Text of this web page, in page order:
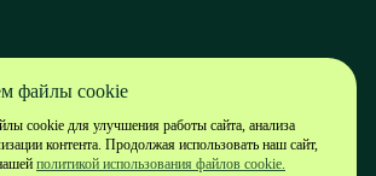
файлы cookie
cookie для улучшения работы сайта, анализа
контента. Продолжая использовать наш сайт,
политикой использования файлов cookie.